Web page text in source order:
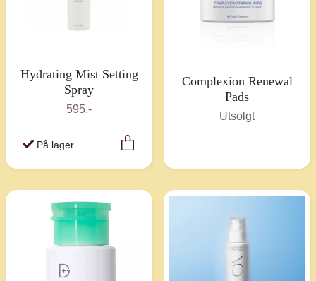
Hydrating Mist Setting
Spray
595,-
På lager
Complexion Renewal
Pads
Utsolgt